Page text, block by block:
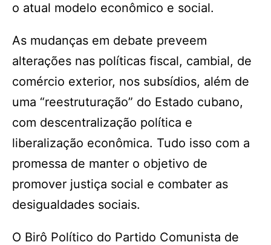
o atual modelo econômico e social.
As mudanças em debate preveem
alterações nas políticas fiscal, cambial, de
comércio exterior, nos subsídios, além de
uma “reestruturação” do Estado cubano,
com descentralização política e
liberalização econômica. Tudo isso com a
promessa de manter o objetivo de
promover justiça social e combater as
desigualdades sociais.
O Birô Político do Partido Comunista de